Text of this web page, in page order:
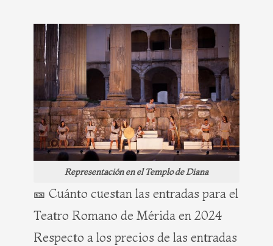
Representación en el Templo de Diana
🎫 Cuánto cuestan las entradas para el
Teatro Romano de Mérida en 2024
Respecto a los precios de las entradas